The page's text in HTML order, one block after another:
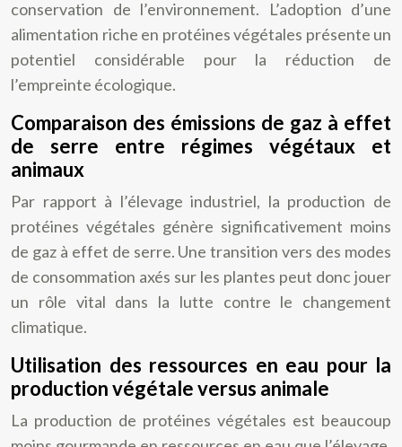
conservation de l’environnement. L’adoption d’une
alimentation riche en protéines végétales présente un
potentiel considérable pour la réduction de
l’empreinte écologique.
Comparaison des émissions de gaz à effet
de serre entre régimes végétaux et
animaux
Par rapport à l’élevage industriel, la production de
protéines végétales génère significativement moins
de gaz à effet de serre. Une transition vers des modes
de consommation axés sur les plantes peut donc jouer
un rôle vital dans la lutte contre le changement
climatique.
Utilisation des ressources en eau pour la
production végétale versus animale
La production de protéines végétales est beaucoup